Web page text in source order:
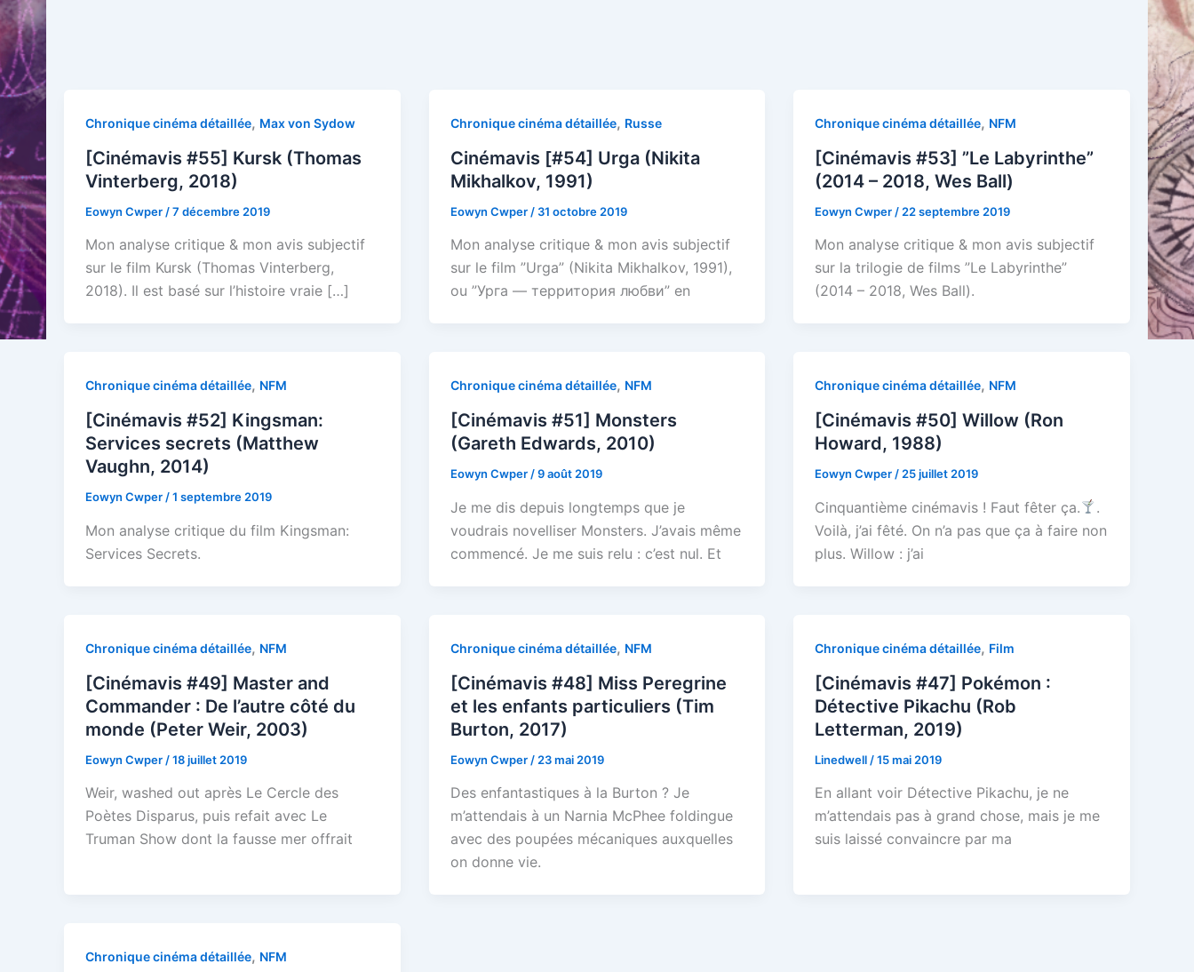
Chronique cinéma détaillée, Max von Sydow
[Cinémavis #55] Kursk (Thomas
Vinterberg, 2018)
Eowyn Cwper /7 décembre 2019
Mon analyse critique & mon avis subjectif
sur le film Kursk (Thomas Vinterberg,
2018). Il est basé sur l’histoire vraie […]
Chronique cinéma détaillée, Russe
Cinémavis [#54] Urga (Nikita
Mikhalkov, 1991)
Eowyn Cwper / 31 octobre 2019
Mon analyse critique & mon avis subjectif
sur le film ”Urga” (Nikita Mikhalkov, 1991),
ou ”Урга — территория любви” en
Chronique cinéma détaillée, NFM
[Cinémavis #53] ”Le Labyrinthe”
(2014 – 2018, Wes Ball)
Eowyn Cwper / 22 septembre 2019
Mon analyse critique & mon avis subjectif
sur la trilogie de films ”Le Labyrinthe”
(2014 – 2018, Wes Ball).
Chronique cinéma détaillée, NFM
[Cinémavis #52] Kingsman:
Services secrets (Matthew
Vaughn, 2014)
Eowyn Cwper /1 septembre 2019
Mon analyse critique du film Kingsman:
Services Secrets.
Chronique cinéma détaillée, NFM
[Cinémavis #51] Monsters
(Gareth Edwards, 2010)
Eowyn Cwper /9 août 2019
Je me dis depuis longtemps que je
voudrais novelliser Monsters. J’avais même
commencé. Je me suis relu : c’est nul. Et
Chronique cinéma détaillée, NFM
[Cinémavis #50] Willow (Ron
Howard, 1988)
Eowyn Cwper / 25 juillet 2019
Cinquantième cinémavis ! Faut fêter ça.
.
Voilà, j’ai fêté. On n’a pas que ça à faire non
plus. Willow : j’ai
Chronique cinéma détaillée, NFM
[Cinémavis #49] Master and
Commander : De l’autre côté du
monde (Peter Weir, 2003)
Eowyn Cwper /18 juillet 2019
Weir, washed out après Le Cercle des
Poètes Disparus, puis refait avec Le
Truman Show dont la fausse mer offrait
Chronique cinéma détaillée, NFM
[Cinémavis #48] Miss Peregrine
et les enfants particuliers (Tim
Burton, 2017)
Eowyn Cwper / 23 mai 2019
Des enfantastiques à la Burton ? Je
m’attendais à un Narnia McPhee foldingue
avec des poupées mécaniques auxquelles
on donne vie.
Chronique cinéma détaillée, Film
[Cinémavis #47] Pokémon :
Détective Pikachu (Rob
Letterman, 2019)
Linedwell /15 mai 2019
En allant voir Détective Pikachu, je ne
m’attendais pas à grand chose, mais je me
suis laissé convaincre par ma
Chronique cinéma détaillée, NFM